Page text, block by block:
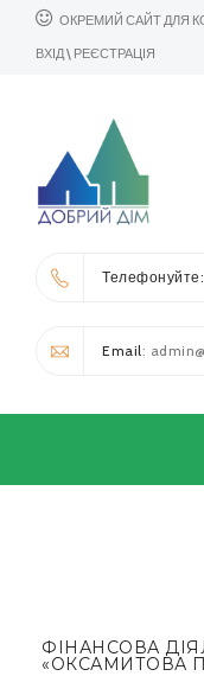
ОКРЕМИЙ САЙТ ДЛЯ
ВХІД \ РЕЄСТРАЦІЯ
Телефонуйте:
Email :
ФІНАНСОВА
«ОКСАМИТОВА